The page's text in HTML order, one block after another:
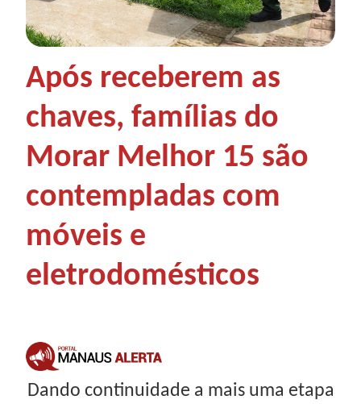
Após receberem as
chaves, famílias do
Morar Melhor 15 são
contempladas com
móveis e
eletrodomésticos
Dando continuidade a mais uma etapa